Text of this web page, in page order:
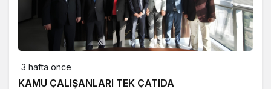
3 hafta önce
KAMU ÇALIŞANLARI TEK ÇATIDA